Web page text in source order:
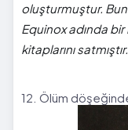
oluşturmuştur.
Equinox adında
kitaplarını satmıştır.
12. Ölüm